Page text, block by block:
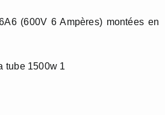
(600V 6 Ampères) montées en